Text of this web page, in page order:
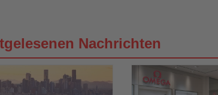
Nachrichten